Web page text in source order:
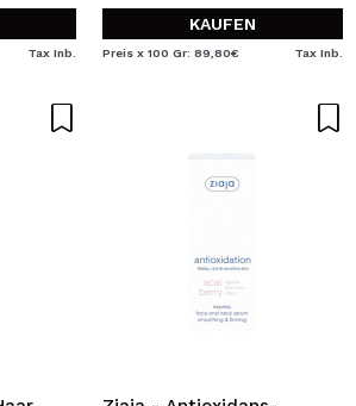
Tax Inb.
KAUFEN
Preis x 100 Gr: 89,80€ Tax Inb.